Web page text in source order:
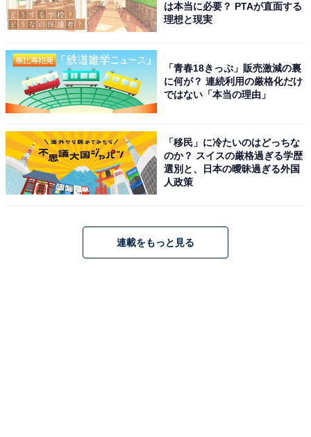
は本当に必要？ PTAが直面する
理想と現実
「青春18きっぷ」販売激減の裏
に何が？ 連続利用の厳格化だけ
ではない「本当の理由」
「移民」に冷たいのはどっちな
のか？ スイスの厳格過ぎる学歴
選別と、日本の曖昧過ぎる外国
人政策
連載をもっと見る